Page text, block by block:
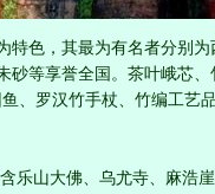
特色，其最为有名者分别
等享誉全国。茶叶峨芯
、罗汉竹手杖、竹编工艺
乐山大佛、乌尤寺、麻浩